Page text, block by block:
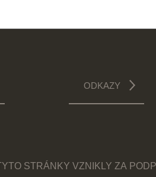
ODKAZY
TYTO STRÁNKY VZNIKLY ZA